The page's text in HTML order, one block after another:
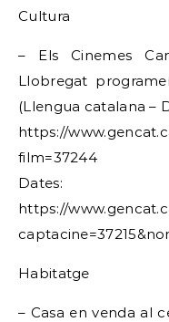
Cultura
– Els Cinemes
Llobregat
(Llengua catalana –
https://
film=37244
Dates:
https://
Habitatge
– Casa en venda al